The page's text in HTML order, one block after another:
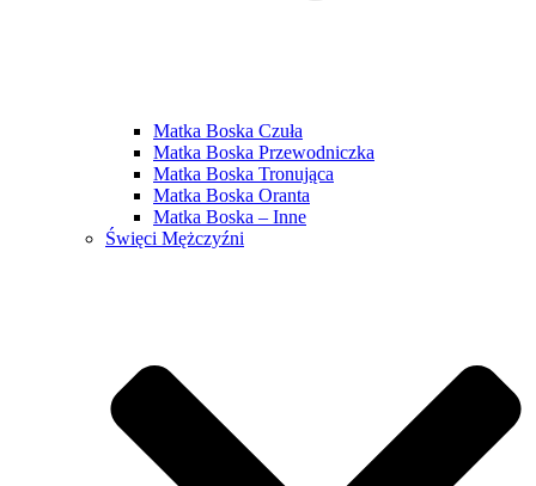
Matka Boska Czuła
Matka Boska Przewodniczka
Matka Boska Tronująca
Matka Boska Oranta
Matka Boska – Inne
Święci Mężczyźni